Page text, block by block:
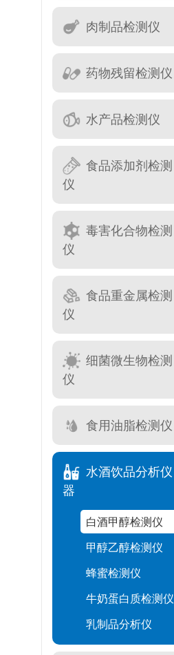
肉制品检测仪
药物残留检测仪
水产品检测仪
食品添加剂检测
仪
毒害化合物检测
仪
食品重金属检测
仪
细菌微生物检测
仪
食用油脂检测仪
水酒饮品分析仪
器
白酒甲醇检测仪
甲醇乙醇检测仪
蜂蜜检测仪
牛奶蛋白质检测仪
乳制品分析仪